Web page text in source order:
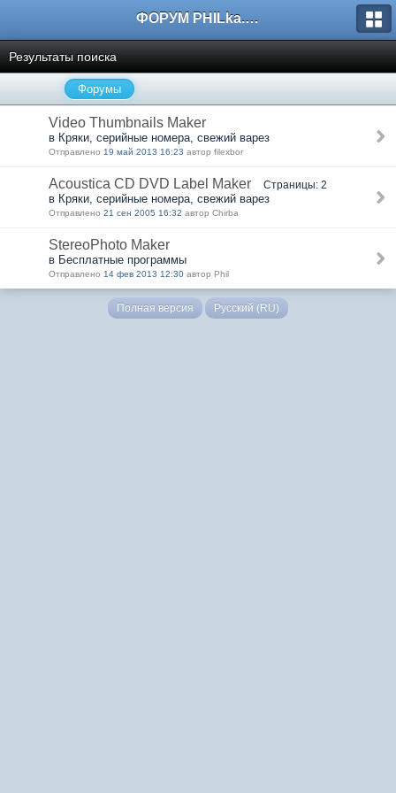
ФОРУМ PHILka.RU
Результаты поиска
Форумы
Video Thumbnails Maker
в Кряки, серийные номера, свежий варез
Отправлено 19 май 2013 16:23 автор filexbor
Acoustica CD DVD Label Maker Страницы: 2
в Кряки, серийные номера, свежий варез
Отправлено 21 сен 2005 16:32 автор Chirba
StereoPhoto Maker
в Бесплатные программы
Отправлено 14 фев 2013 12:30 автор Phil
Полная версия Русский (RU)